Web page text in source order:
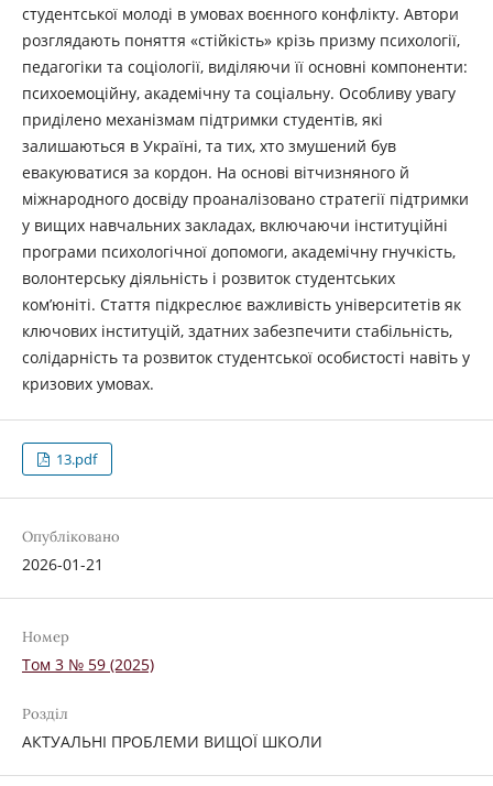
студентської молоді в умовах воєнного конфлікту. Автори
розглядають поняття «стійкість» крізь призму психології,
педагогіки та соціології, виділяючи її основні компоненти:
психоемоційну, академічну та соціальну. Особливу увагу
приділено механізмам підтримки студентів, які
залишаються в Україні, та тих, хто змушений був
евакуюватися за кордон. На основі вітчизняного й
міжнародного досвіду проаналізовано стратегії підтримки
у вищих навчальних закладах, включаючи інституційні
програми психологічної допомоги, академічну гнучкість,
волонтерську діяльність і розвиток студентських
ком’юніті. Стаття підкреслює важливість університетів як
ключових інституцій, здатних забезпечити стабільність,
солідарність та розвиток студентської особистості навіть у
кризових умовах.
13.pdf
Опубліковано
2026-01-21
Номер
Том 3 № 59 (2025)
Розділ
АКТУАЛЬНІ ПРОБЛЕМИ ВИЩОЇ ШКОЛИ